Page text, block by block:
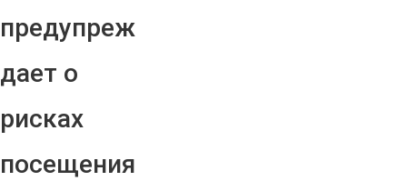
предупреж
дает о
рисках
посещения